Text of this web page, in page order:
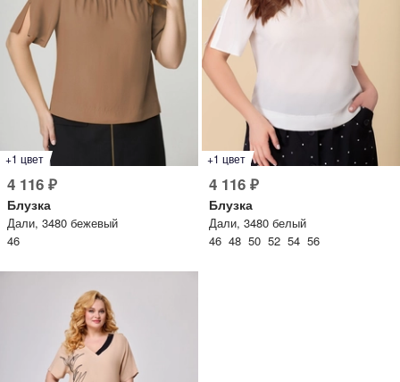
+1 цвет
4 116 ₽
Блузка
Дали, 3480 бежевый
46
+1 цвет
4 116 ₽
Блузка
Дали, 3480 белый
46 48 50 52 54 56